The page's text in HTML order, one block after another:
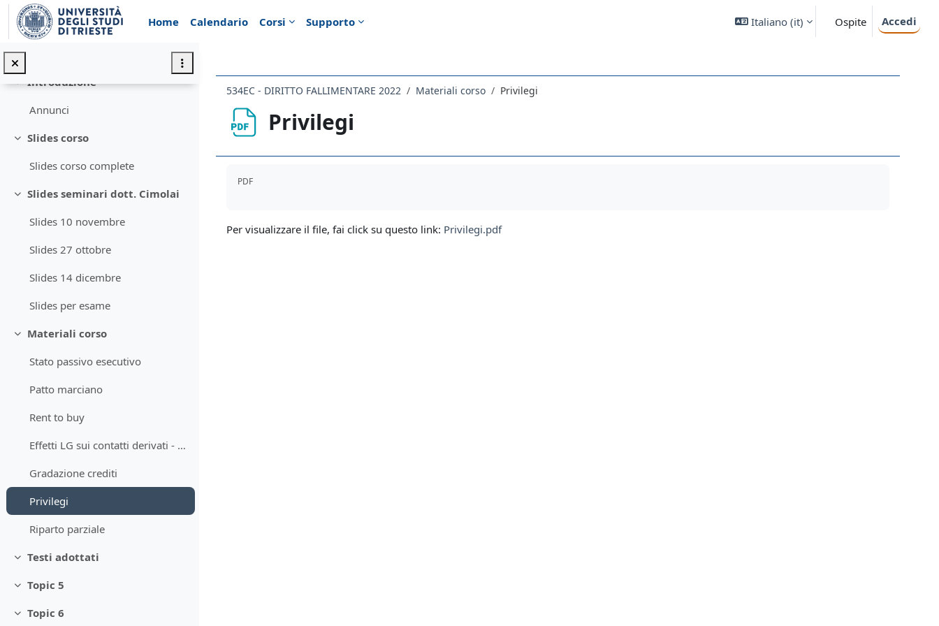
Vai al contenuto principale
Home
Calendario Corsi Supporto Italiano ‎(it)‎ Ospite Accedi
Minimizza
Introduzione
Annunci
Minimizza
Slides corso
Slides corso complete
Minimizza
Slides seminari dott. Cimolai
Slides 10 novembre
Slides 27 ottobre
Slides 14 dicembre
Slides per esame
Minimizza
Materiali corso
Stato passivo esecutivo
Patto marciano
Rent to buy
Effetti LG sui contatti derivati - art. 203 TUF
Gradazione crediti
Privilegi
Riparto parziale
Minimizza
Testi adottati
Minimizza
Topic 5
Minimizza
Topic 6
534EC - DIRITTO FALLIMENTARE 2022 Materiali corso Privilegi
Privilegi
PDF
Per visualizzare il file, fai click su questo link: Privilegi.pdf